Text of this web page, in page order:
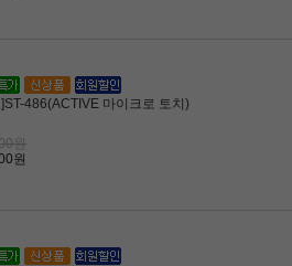
]ST-486(ACTIVE 마이크로 토치)
원
원